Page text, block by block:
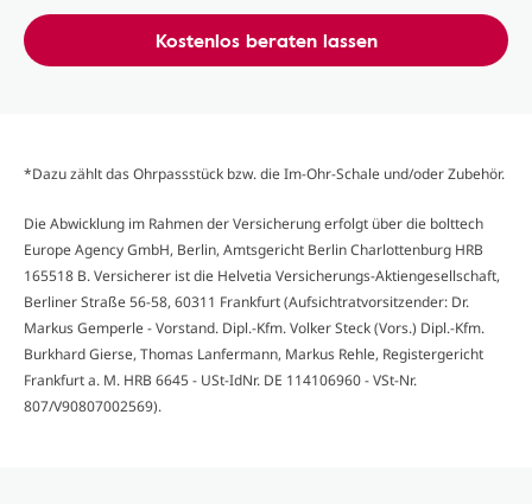
Kostenlos beraten lassen
*Dazu zählt das Ohrpassstück bzw. die Im-Ohr-Schale und/oder Zubehör.
Die Abwicklung im Rahmen der Versicherung erfolgt über die bolttech
Europe Agency GmbH, Berlin, Amtsgericht Berlin Charlottenburg HRB
165518 B. Versicherer ist die Helvetia Versicherungs-Aktiengesellschaft,
Berliner Straße 56-58, 60311 Frankfurt (Aufsichtratvorsitzender: Dr.
Markus Gemperle - Vorstand. Dipl.-Kfm. Volker Steck (Vors.) Dipl.-Kfm.
Burkhard Gierse, Thomas Lanfermann, Markus Rehle, Registergericht
Frankfurt a. M. HRB 6645 - USt-IdNr. DE 114106960 - VSt-Nr.
807/V90807002569).